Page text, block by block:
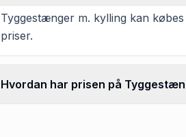
Tyggestænger m. kylling kan
priser.
Hvordan har prisen på